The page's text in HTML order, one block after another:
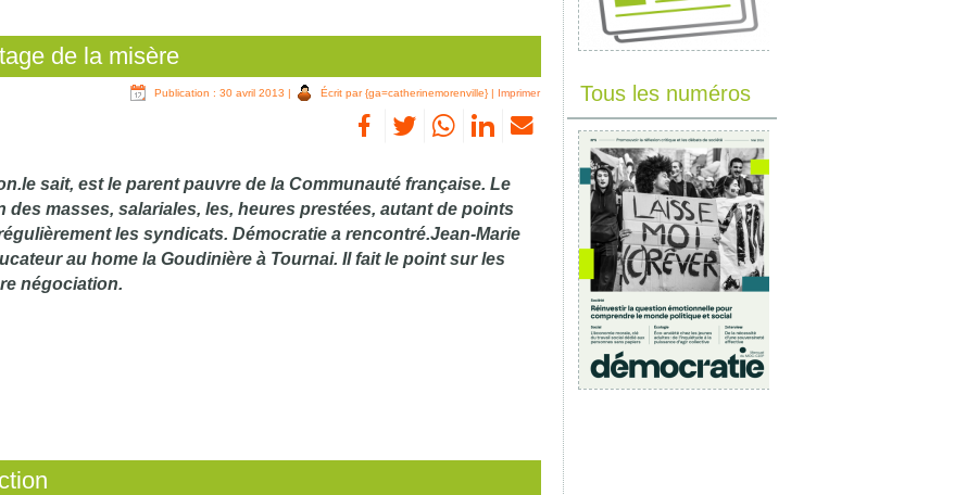
de la misère
Publication : 30 avril 2013 | Écrit par {ga=catherinemorenville} | Imprimer
sait, est le parent pauvre de la Communauté française. Le
masses, salariales, les, heures prestées, autant de points
les syndicats. Démocratie a rencontré.Jean-Marie
au home la Goudinière à Tournai. Il fait le point sur les
négociation.
Tous les numéros